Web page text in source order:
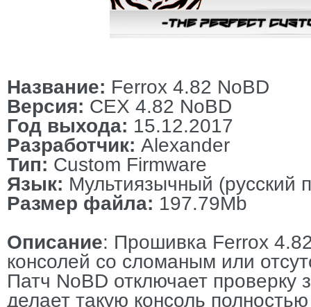
Название: Ferrox 4.82 NoBD
Версия: CEX 4.82 NoBD
Год выхода: 15.12.2017
Разработчик: Alexander
Тип: Custom Firmware
Язык: Мультиязычный (русский
Размер файла: 197.79Mb
Описание: Прошивка Ferrox
консолей со сломаным или
Патч NoBD отключает проверку
делает такую консоль